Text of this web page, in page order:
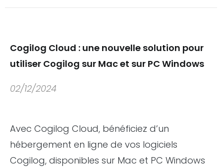
Cogilog Cloud : une nouvelle solution pour
utiliser Cogilog sur Mac et sur PC Windows
02/12/2024
Avec Cogilog Cloud, bénéficiez d’un
hébergement en ligne de vos logiciels
Cogilog, disponibles sur Mac et PC Windows